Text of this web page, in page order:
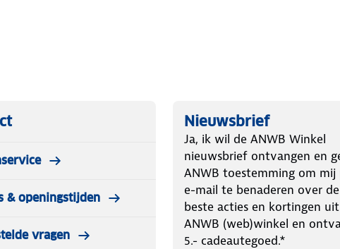
& openingstijden
vragen
Nieuwsbrief
Ja, ik wil de ANWB Winkel
nieuwsbrief ontvangen en
ANWB toestemming om mij
e-mail te benaderen over de
beste acties en kortingen
ANWB (web)winkel en
5.- cadeautegoed.*